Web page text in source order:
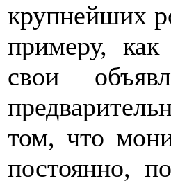
крупнейших
примеру,
свои
том, что
постоянно,